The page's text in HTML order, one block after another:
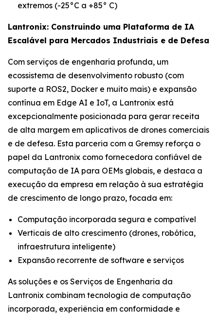
extremos (-25°C a +85° C)
Lantronix: Construindo uma Plataforma de IA
Escalável para Mercados Industriais e de Defesa
Com serviços de engenharia profunda, um
ecossistema de desenvolvimento robusto (com
suporte a ROS2, Docker e muito mais) e expansão
contínua em Edge AI e IoT, a Lantronix está
excepcionalmente posicionada para gerar receita
de alta margem em aplicativos de drones comerciais
e de defesa. Esta parceria com a Gremsy reforça o
papel da Lantronix como fornecedora confiável de
computação de IA para OEMs globais, e destaca a
execução da empresa em relação à sua estratégia
de crescimento de longo prazo, focada em:
Computação incorporada segura e compatível
Verticais de alto crescimento (drones, robótica,
infraestrutura inteligente)
Expansão recorrente de software e serviços
As soluções e os Serviços de Engenharia da
Lantronix combinam tecnologia de computação
incorporada, experiência em conformidade e